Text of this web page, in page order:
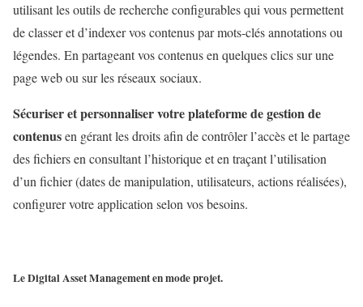
utilisant les outils de recherche configurables qui vous permettent
de classer et d’indexer vos contenus par mots-clés annotations ou
légendes. En partageant vos contenus en quelques clics sur une
page web ou sur les réseaux sociaux.
Sécuriser et personnaliser votre plateforme de gestion de
contenusen gérant les droits afin de contrôler l’accès et le partage
des fichiers en consultant l’historique et en traçant l’utilisation
d’un fichier (dates de manipulation, utilisateurs, actions réalisées),
configurer votre application selon vos besoins.
Le Digital Asset Management en mode projet.